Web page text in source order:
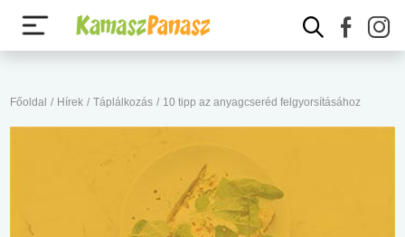
Főoldal / Hírek / Táplálkozás / 10 tipp az anyagcseréd felgyorsításához